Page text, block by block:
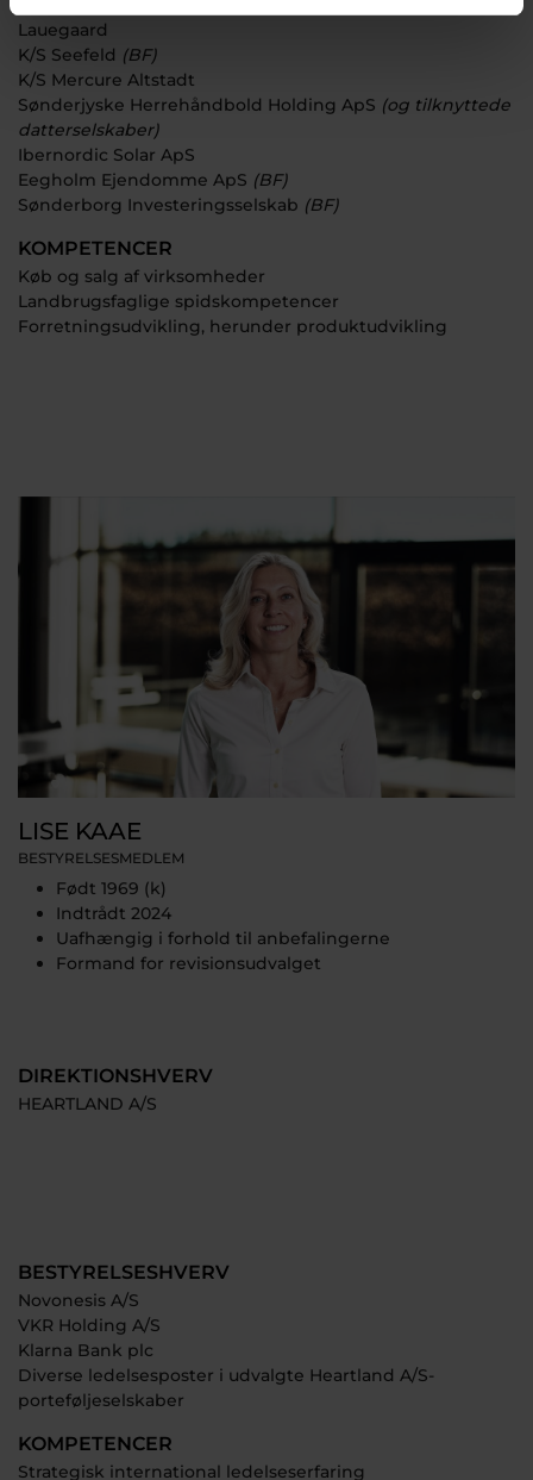
Lauegaard
K/S Seefeld (BF)
K/S Mercure Altstadt
Sønderjyske Herrehåndbold Holding ApS (og tilknyttede
datterselskaber)
Ibernordic Solar ApS
Eegholm Ejendomme ApS (BF)
Sønderborg Investeringsselskab (BF)
KOMPETENCER
Køb og salg af virksomheder
Landbrugsfaglige spidskompetencer
Forretningsudvikling, herunder produktudvikling
LISE KAAE
BESTYRELSESMEDLEM
Født 1969 (k)
Indtrådt 2024
Uafhængig i forhold til anbefalingerne
Formand for revisionsudvalget
DIREKTIONSHVERV
HEARTLAND A/S
BESTYRELSESHVERV
Novonesis A/S
VKR Holding A/S
Klarna Bank plc
Diverse ledelsesposter i udvalgte Heartland A/S-
porteføljeselskaber
KOMPETENCER
Strategisk international ledelseserfaring